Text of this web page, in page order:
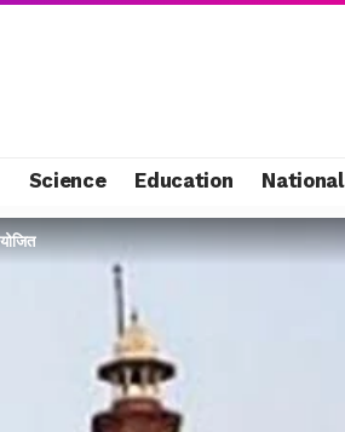
Science Education National